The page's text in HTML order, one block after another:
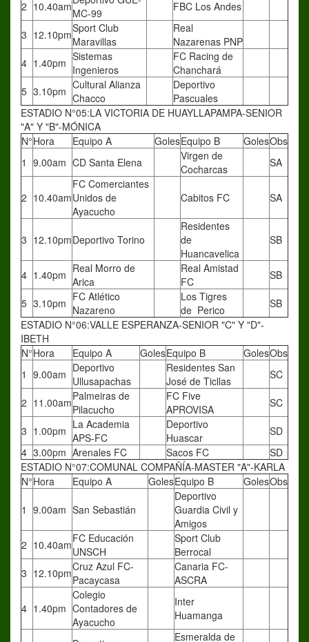
2 10.40amMC-99
FBC Los Andes
3 12.10pmSport Club
Maravillas
Real
Nazarenas PNP
4 1.40pm Sistemas
Ingenieros
FC Racing de
Chanchará
5 3.10pm Cultural Alianza
Chacco
Deportivo
Pascuales
ESTADIO N°05:LA VICTORIA DE HUAYLLAPAMPA-SENIOR
"A" Y "B"-MÓNICA
N°Hora Equipo A GolesEquipo B GolesObs
1 9.00am CD Santa Elena
Virgen de
Cocharcas
SA
2 10.40am
FC Comerciantes
Unidos de
Ayacucho
Cabitos FC SA
3 12.10pmDeportivo Torino
Residentes
de
Huancavelica
SB
4 1.40pm Real Morro de
Arica
Real Amistad
FC
SB
5 3.10pm FC Atlético
Nazareno
Los Tigres
de Perico
SB
ESTADIO N°06:VALLE ESPERANZA-SENIOR "C" Y "D"-
IBETH
N°Hora Equipo A GolesEquipo B GolesObs
1 9.00am Deportivo
Ullusapachas
Residentes San
José de Ticllas
SC
2 11.00amPalmeiras de
Pilacucho
FC Five
APROVISA
SC
3 1.00pm La Academia
APS-FC
Deportivo
Huascar
SD
4 3.00pm Arenales FC Sacos FC
SD
ESTADIO N°07:COMUNAL COMPAÑÍA-MASTER "A"-KARLA
N°Hora Equipo A GolesEquipo B GolesObs
1 9.00am San Sebastián
Deportivo
Guardia Civil y
Amigos
2 10.40amFC Educación
UNSCH
Sport Club
Berrocal
3 12.10pmCruz Azul FC-
Pacaycasa
Canaria FC-
ASCRA
4 1.40pm
Colegio
Contadores de
Ayacucho
Inter
Huamanga
Esmeralda de